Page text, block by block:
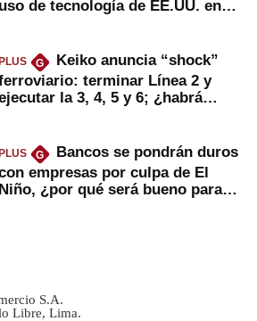
uso de tecnología de EE.UU. en
PLUS G
Keiko anuncia “shock”
terminar Línea 2 y
la 3, 4, 5 y 6; ¿habrá
PLUS G
Bancos se pondrán duros
empresas por culpa de El
Niño, ¿por qué será bueno para
S.A.
Libre, Lima.